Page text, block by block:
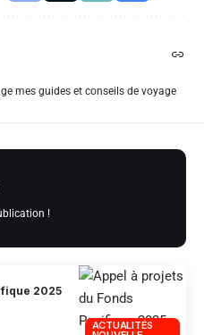
mes guides et conseils de voyage
!
ACTUALITÉS
2025